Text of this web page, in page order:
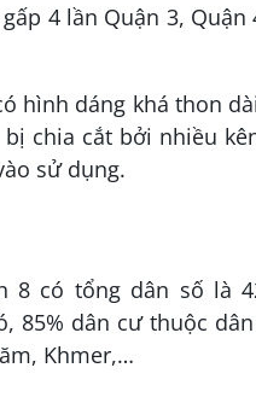
4 lần Quận 3,
hình dáng khá thon
chia cắt bởi nhiều
sử dụng.
8 có tổng dân số là
85% dân cư thuộc
Khmer,…